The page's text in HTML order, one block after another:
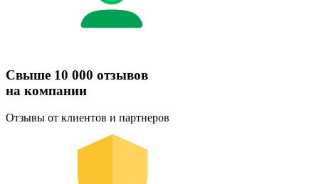
Свыше 10 000 отзывов
на компании
Отзывы от клиентов и партнеров